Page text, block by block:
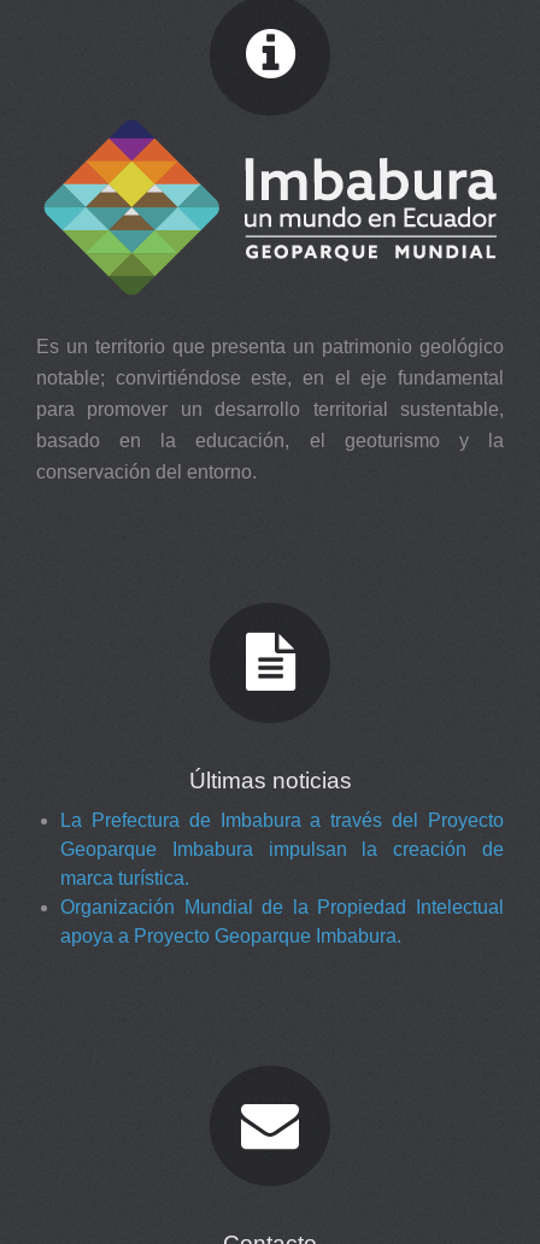
Es un territorio que presenta un patrimonio geológico
notable; convirtiéndose este, en el eje fundamental
para promover un desarrollo territorial sustentable,
basado en la educación, el geoturismo y la
conservación del entorno.
Últimas noticias
La Prefectura de Imbabura a través del Proyecto
Geoparque Imbabura impulsan la creación de
marca turística.
Organización Mundial de la Propiedad Intelectual
apoya a Proyecto Geoparque Imbabura.